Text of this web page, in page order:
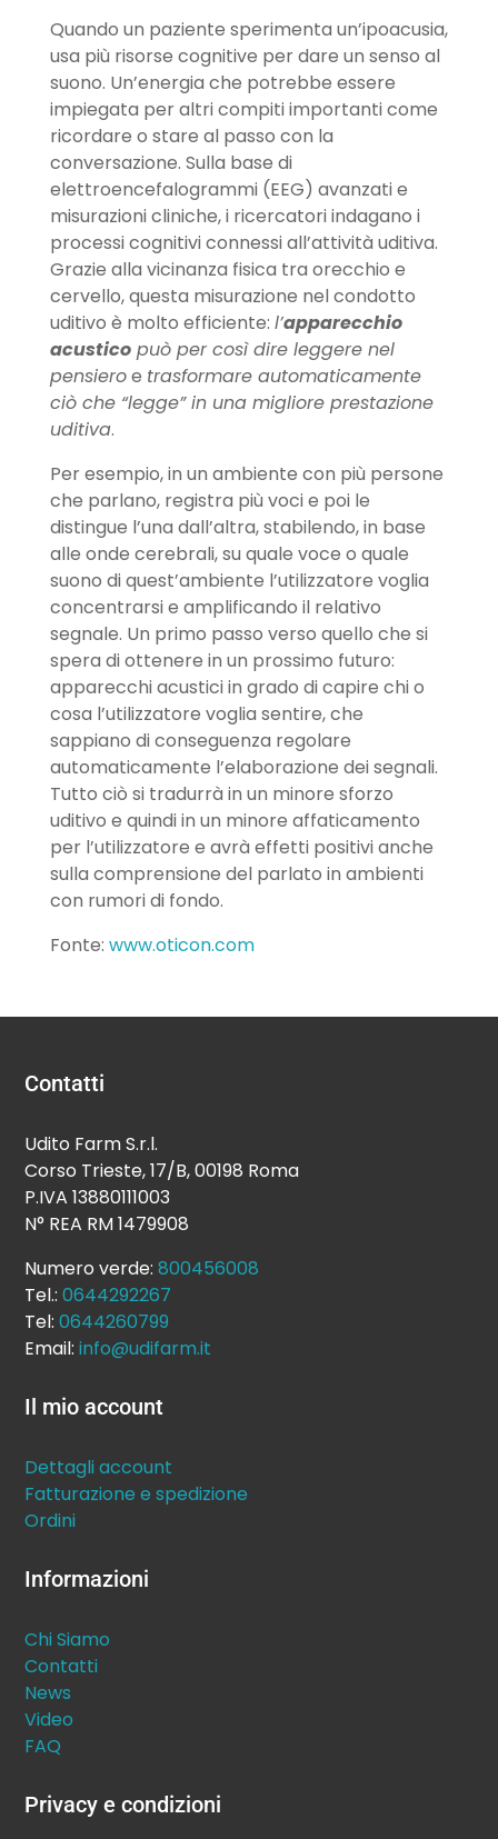
Quando un paziente sperimenta un’ipoacusia,
usa più risorse cognitive per dare un senso al
suono. Un’energia che potrebbe essere
impiegata per altri compiti importanti come
ricordare o stare al passo con la
conversazione. Sulla base di
elettroencefalogrammi (EEG) avanzati e
misurazioni cliniche, i ricercatori indagano i
processi cognitivi connessi all’attività uditiva.
Grazie alla vicinanza fisica tra orecchio e
cervello, questa misurazione nel condotto
uditivo è molto efficiente: l’apparecchio
acusticopuò per così dire leggere nel
pensieroe trasformare automaticamente
ciò che “legge” in una migliore prestazione
uditiva.
Per esempio, in un ambiente con più persone
che parlano, registra più voci e poi le
distingue l’una dall’altra, stabilendo, in base
alle onde cerebrali, su quale voce o quale
suono di quest’ambiente l’utilizzatore voglia
concentrarsi e amplificando il relativo
segnale. Un primo passo verso quello che si
spera di ottenere in un prossimo futuro:
apparecchi acustici in grado di capire chi o
cosa l’utilizzatore voglia sentire, che
sappiano di conseguenza regolare
automaticamente l’elaborazione dei segnali.
Tutto ciò si tradurrà in un minore sforzo
uditivo e quindi in un minore affaticamento
per l’utilizzatore e avrà effetti positivi anche
sulla comprensione del parlato in ambienti
con rumori di fondo.
Fonte: www.oticon.com
Contatti
Udito Farm S.r.l.
Corso Trieste, 17/B, 00198 Roma
P.IVA 13880111003
N° REA RM 1479908
Numero verde:800456008
Tel.:0644292267
Tel:0644260799
Email:info@udifarm.it
Il mio account
Dettagli account
Fatturazione e spedizione
Ordini
Informazioni
Chi Siamo
Contatti
News
Video
FAQ
Privacy e condizioni